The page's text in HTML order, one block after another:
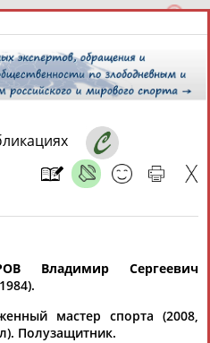
2026 года,
СПЕЦИАЛИСТЫ
Расширенный поиск
Владимир Сергеевич
мастер спорта (2008,
Полузащитник.